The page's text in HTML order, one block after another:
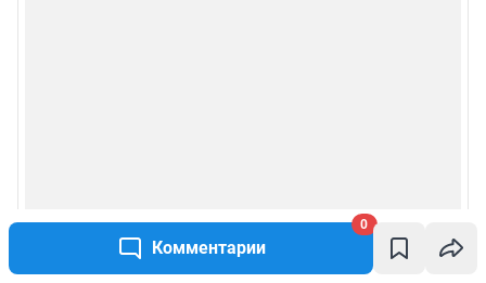
Комментарии
0